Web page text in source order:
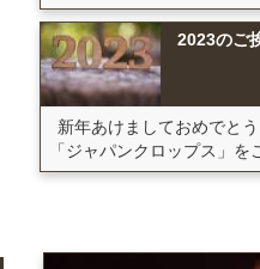
2023のご
新年あけましておめでと
「ジャパンクロップス」を